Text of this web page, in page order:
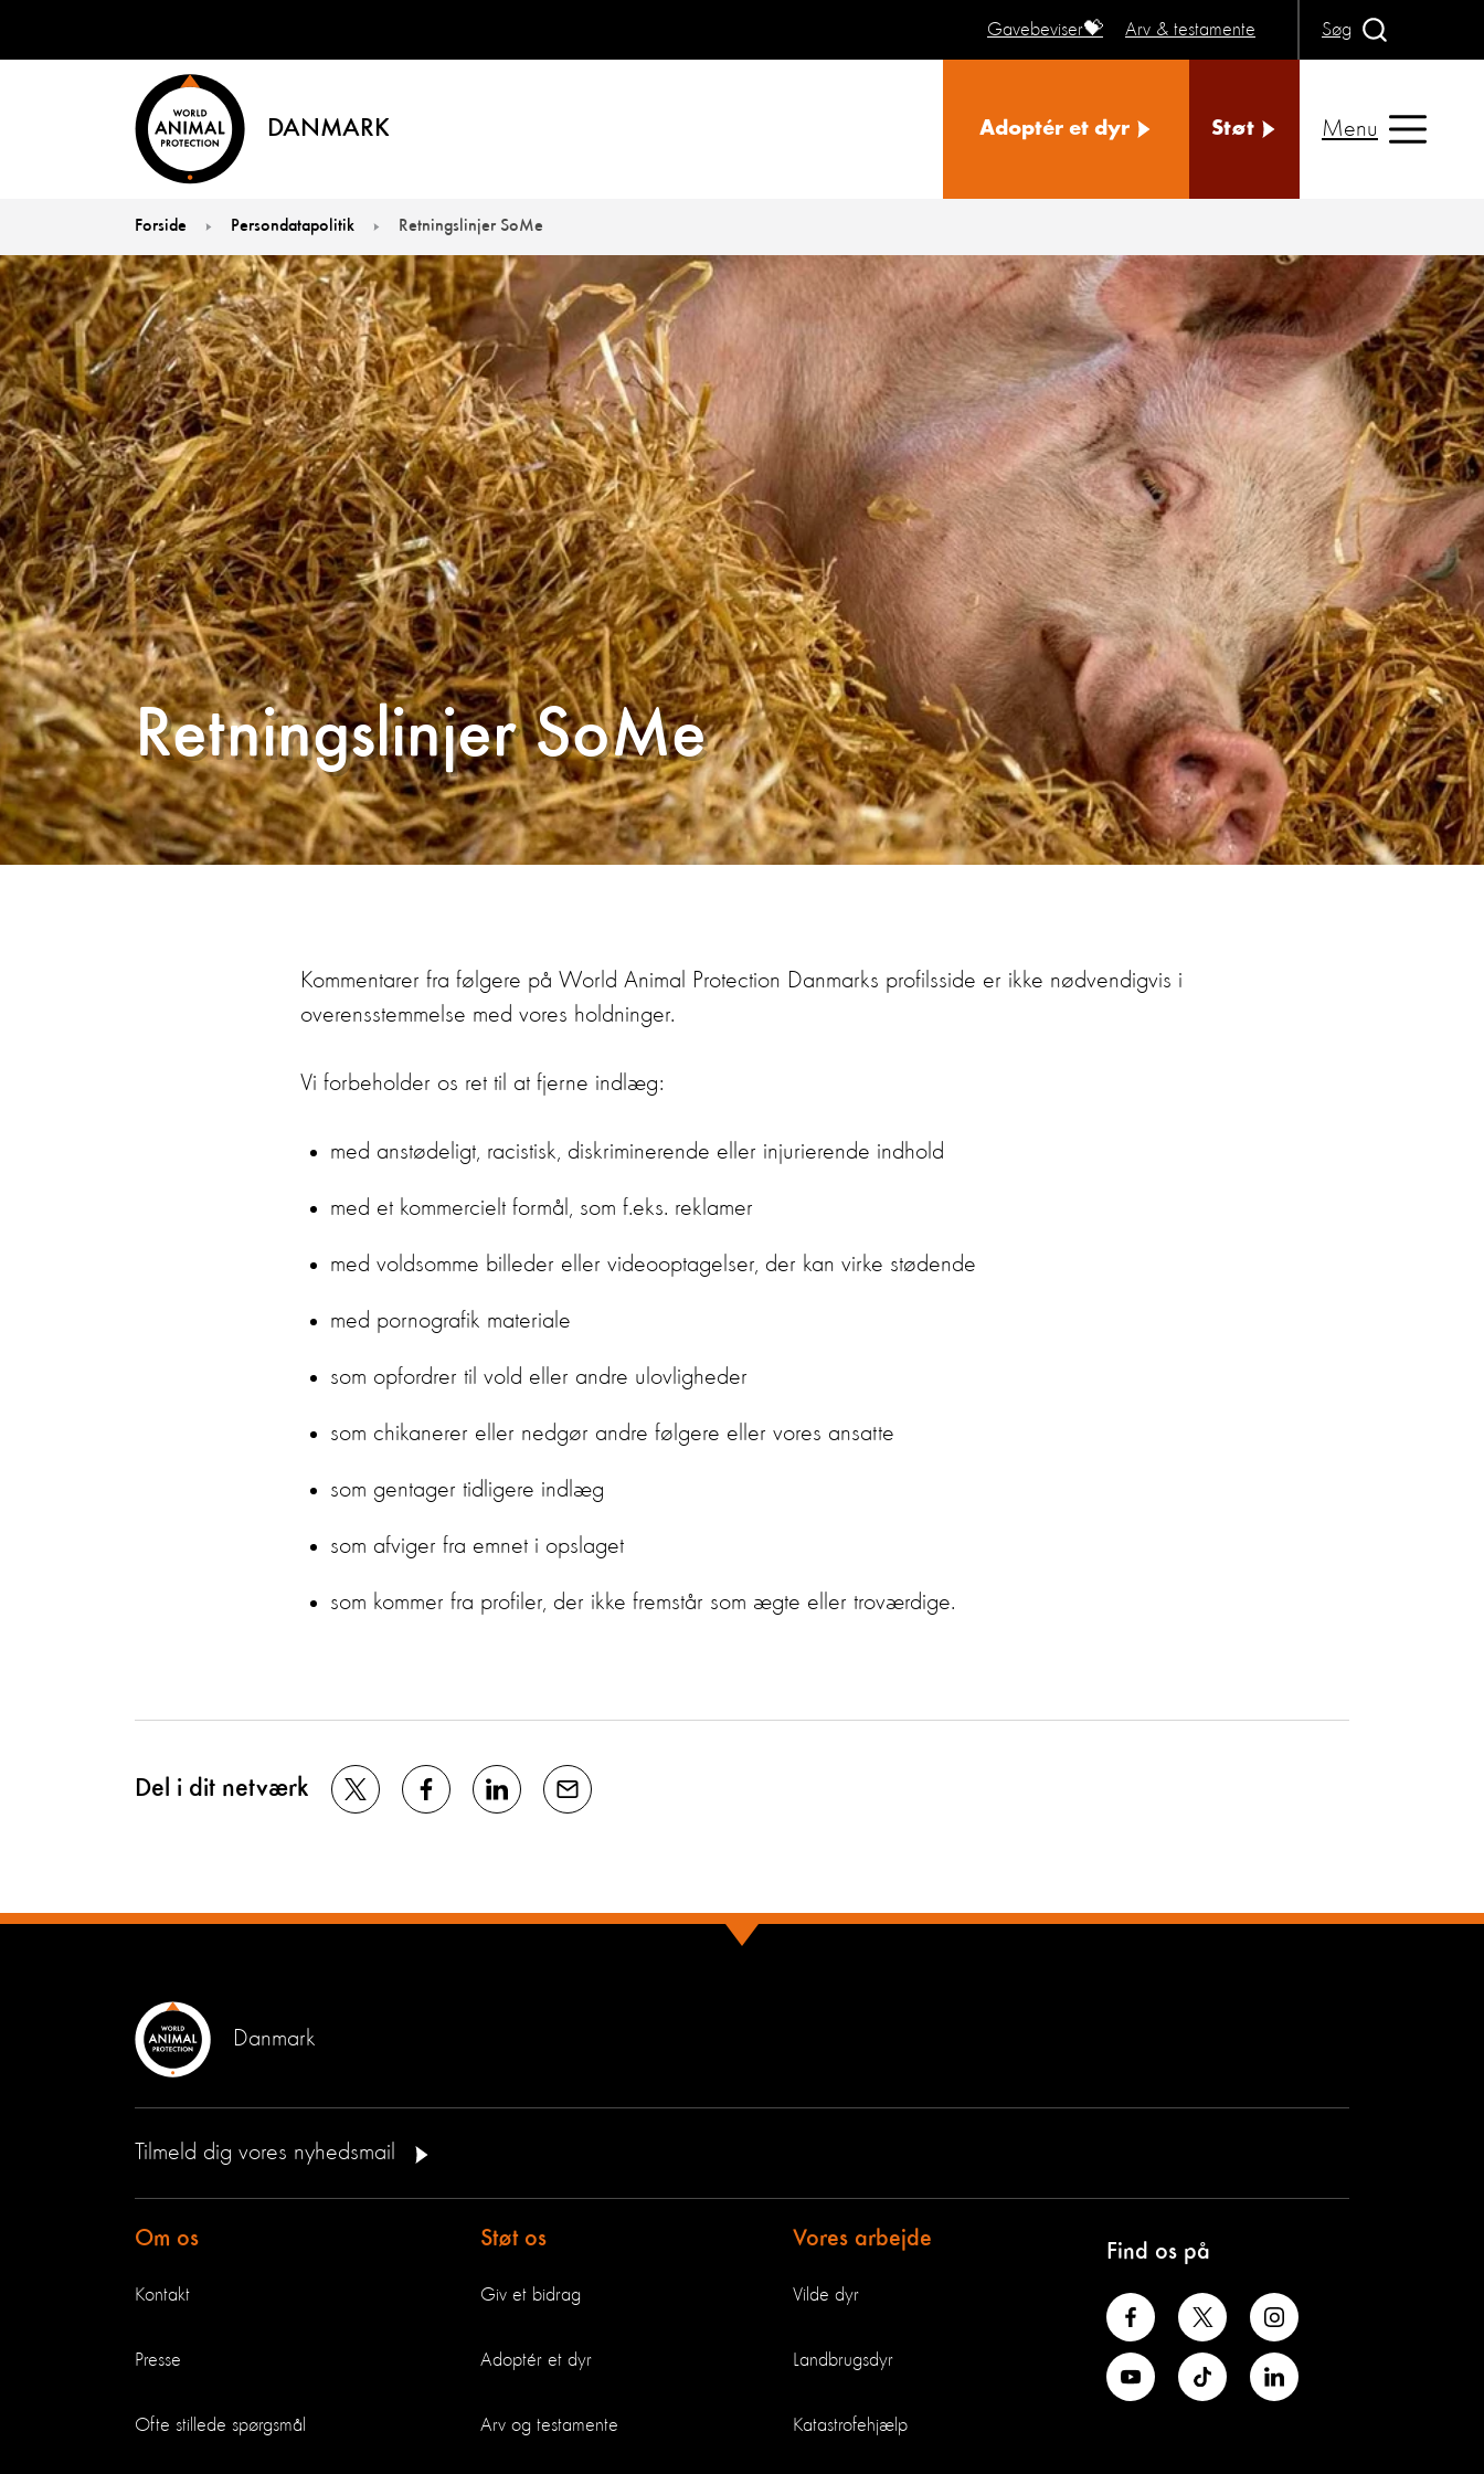
DANMARK
Gavebeviser💝 Arv & testamente Søg
Adoptér et dyr Støt Menu
Forside Persondatapolitik Retningslinjer SoMe
Retningslinjer SoMe
Kommentarer fra følgere på World Animal Protection Danmarks profilsside er ikke nødvendigvis i
overensstemmelse med vores holdninger.
Vi forbeholder os ret til at fjerne indlæg:
med anstødeligt, racistisk, diskriminerende eller injurierende indhold
med et kommercielt formål, som f.eks. reklamer
med voldsomme billeder eller videooptagelser, der kan virke stødende
med pornografik materiale
som opfordrer til vold eller andre ulovligheder
som chikanerer eller nedgør andre følgere eller vores ansatte
som gentager tidligere indlæg
som afviger fra emnet i opslaget
som kommer fra profiler, der ikke fremstår som ægte eller troværdige.
Del i dit netværk
Danmark
Tilmeld dig vores nyhedsmail
Om os
Kontakt
Presse
Ofte stillede spørgsmål
Støt os
Giv et bidrag
Adoptér et dyr
Arv og testamente
Vores arbejde
Vilde dyr
Landbrugsdyr
Katastrofehjælp
Find os på